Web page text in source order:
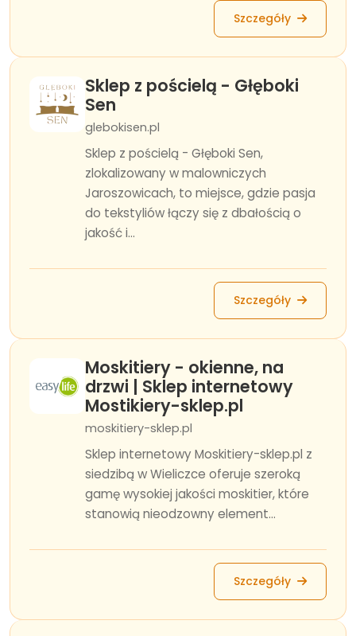
Szczegóły
Sklep z pościelą - Głęboki
Sen
glebokisen.pl
Sklep z pościelą - Głęboki Sen,
zlokalizowany w malowniczych
Jaroszowicach, to miejsce, gdzie pasja
do tekstyliów łączy się z dbałością o
jakość i...
Szczegóły
Moskitiery - okienne, na
drzwi | Sklep internetowy
Mostikiery-sklep.pl
moskitiery-sklep.pl
Sklep internetowy Moskitiery-sklep.pl z
siedzibą w Wieliczce oferuje szeroką
gamę wysokiej jakości moskitier, które
stanowią nieodzowny element...
Szczegóły